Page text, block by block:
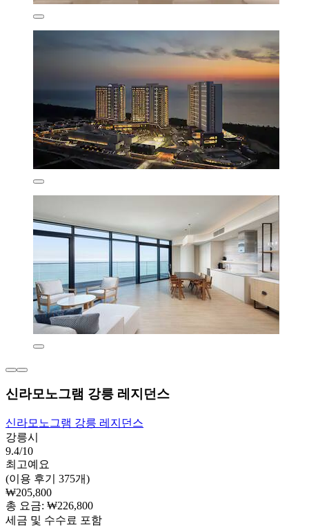
신라모노그램 강릉 레지던스
신라모노그램 강릉 레지던스
강릉시
9.4/10
최고예요
(이용 후기 375개)
₩205,800
총 요금: ₩226,800
세금 및 수수료 포함